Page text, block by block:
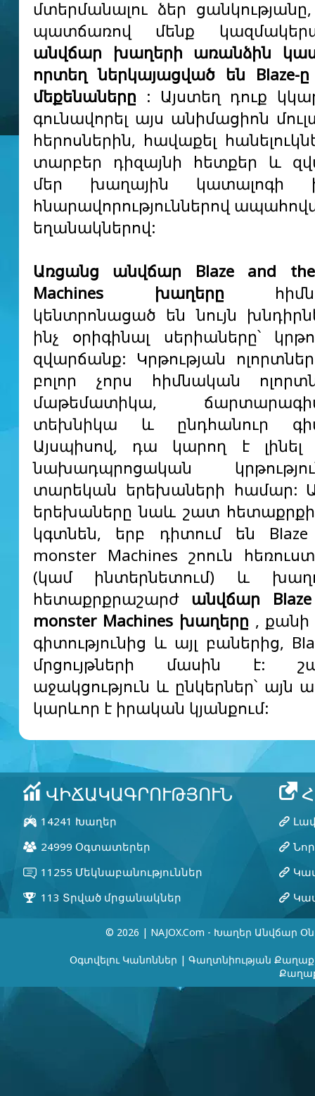
մտերմանալու ձեր
պատճառով մենք
անվճար խաղերի առանձին
որտեղ ներկայացված են Blaze-
մեքենաները : Այստեղ դուք
գունավորել այս անիմացիոն
հերոսներին, հավաքել
տարբեր դիզայնի հետքեր և
մեր խաղային կատալոգի
հնարավորություններով
եղանակներով:
Առցանց անվճար Blaze and
Machines խաղերը
կենտրոնացած են նույն
ինչ օրիգինալ սերիաները՝
զվարճանք: Կրթության
բոլոր չորս հիմնական
մաթեմատիկա,
տեխնիկա և ընդհանուր
Այսպիսով, դա կարող է լինել
նախադպրոցական
տարեկան երեխաների համար:
երեխաները նաև շատ
կգտնեն, երբ դիտում են
monster Machines շոուն
(կամ ինտերնետում) և
հետաքրքրաշարժ անվճար
monster Machines խաղերը , քանի
գիտությունից և այլ բաներից,
մրցույթների մասին է:
աջակցություն և ընկերներ՝ այն
կարևոր է իրական կյանքում:
© 2026 | NAJOX.com - Խաղեր Անվճար
Օգտվելու Կանոններ | Գաղտնիության